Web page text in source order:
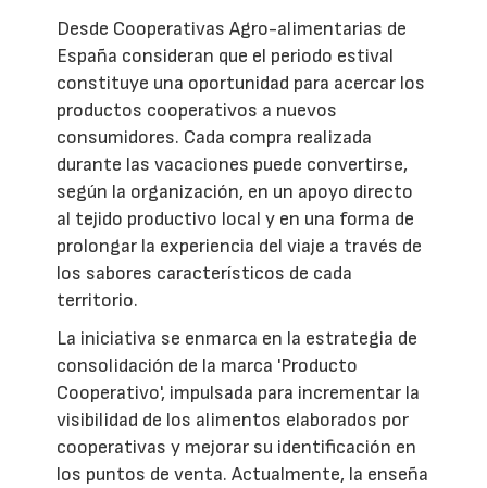
Desde Cooperativas Agro-alimentarias de
España consideran que el periodo estival
constituye una oportunidad para acercar los
productos cooperativos a nuevos
consumidores. Cada compra realizada
durante las vacaciones puede convertirse,
según la organización, en un apoyo directo
al tejido productivo local y en una forma de
prolongar la experiencia del viaje a través de
los sabores característicos de cada
territorio.
La iniciativa se enmarca en la estrategia de
consolidación de la marca 'Producto
Cooperativo', impulsada para incrementar la
visibilidad de los alimentos elaborados por
cooperativas y mejorar su identificación en
los puntos de venta. Actualmente, la enseña